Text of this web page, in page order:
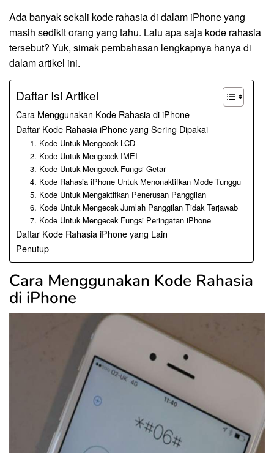
Ada banyak sekali kode rahasia di dalam iPhone yang
masih sedikit orang yang tahu. Lalu apa saja kode rahasia
tersebut? Yuk, simak pembahasan lengkapnya hanya di
dalam artikel ini.
Daftar Isi Artikel
Cara Menggunakan Kode Rahasia di iPhone
Daftar Kode Rahasia iPhone yang Sering Dipakai
1. Kode Untuk Mengecek LCD
2. Kode Untuk Mengecek IMEI
3. Kode Untuk Mengecek Fungsi Getar
4. Kode Rahasia iPhone Untuk Menonaktifkan Mode Tunggu
5. Kode Untuk Mengaktifkan Penerusan Panggilan
6. Kode Untuk Mengecek Jumlah Panggilan Tidak Terjawab
7. Kode Untuk Mengecek Fungsi Peringatan iPhone
Daftar Kode Rahasia iPhone yang Lain
Penutup
Cara Menggunakan Kode Rahasia
di iPhone